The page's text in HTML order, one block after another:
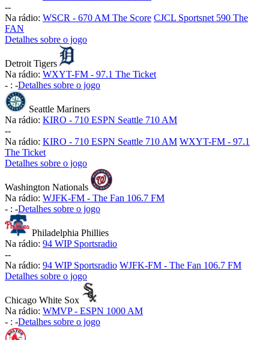
--
Na rádio: WSCR - 670 AM The Score CJCL Sportsnet 590 The
FAN
Detalhes sobre o jogo
Detroit Tigers
Na rádio: WXYT-FM - 97.1 The Ticket
- : -Detalhes sobre o jogo
Seattle Mariners
Na rádio: KIRO - 710 ESPN Seattle 710 AM
--
Na rádio: KIRO - 710 ESPN Seattle 710 AM WXYT-FM - 97.1
The Ticket
Detalhes sobre o jogo
Washington Nationals
Na rádio: WJFK-FM - The Fan 106.7 FM
- : -Detalhes sobre o jogo
Philadelphia Phillies
Na rádio: 94 WIP Sportsradio
--
Na rádio: 94 WIP Sportsradio WJFK-FM - The Fan 106.7 FM
Detalhes sobre o jogo
Chicago White Sox
Na rádio: WMVP - ESPN 1000 AM
- : -Detalhes sobre o jogo